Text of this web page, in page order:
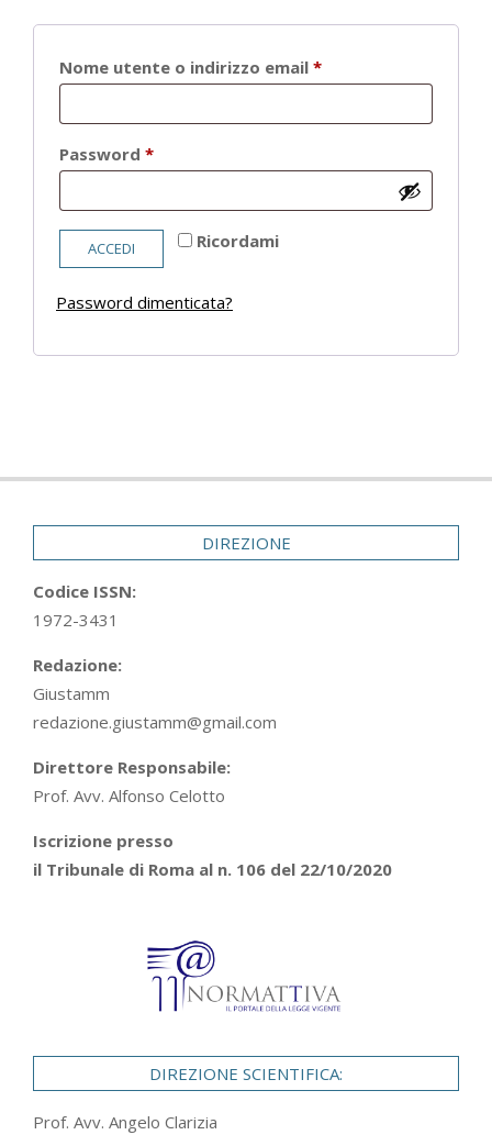
Nome utente o indirizzo email *Richiesto
Password *Richiesto
Ricordami
ACCEDI
Password dimenticata?
05-
DIREZIONE
Codice ISSN:
1972-3431
Redazione:
Giustamm
redazione.giustamm@gmail.com
Direttore Responsabile:
Prof. Avv. Alfonso Celotto
Iscrizione presso
il Tribunale di Roma al n. 106 del 22/10/2020
DIREZIONE SCIENTIFICA:
Prof. Avv. Angelo Clarizia